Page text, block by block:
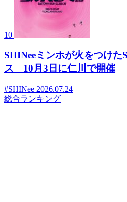
10
SHINeeミンホが火をつけた
ス 10月3日に仁川で開催
#SHINee 2026.07.24
総合ランキング